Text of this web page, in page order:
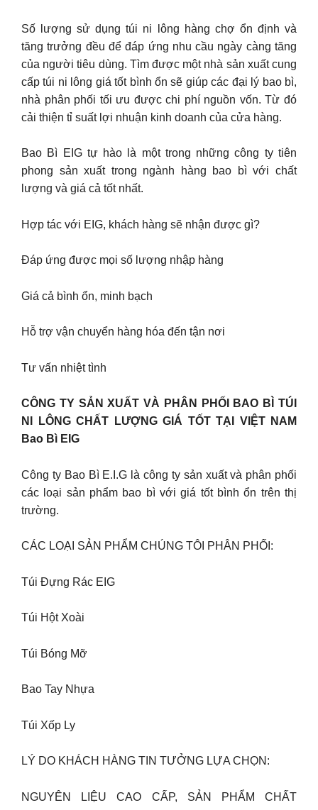
Số lượng sử dụng túi ni lông hàng chợ ổn định và
tăng trưởng đều để đáp ứng nhu cầu ngày càng tăng
của người tiêu dùng. Tìm được một nhà sản xuất cung
cấp túi ni lông giá tốt bình ổn sẽ giúp các đại lý bao bì,
nhà phân phối tối ưu được chi phí nguồn vốn. Từ đó
cải thiện tỉ suất lợi nhuận kinh doanh của cửa hàng.
Bao Bì EIG tự hào là một trong những công ty tiên
phong sản xuất trong ngành hàng bao bì với chất
lượng và giá cả tốt nhất.
Hợp tác với EIG, khách hàng sẽ nhận được gì?
Đáp ứng được mọi số lượng nhập hàng
Giá cả bình ổn, minh bạch
Hỗ trợ vận chuyển hàng hóa đến tận nơi
Tư vấn nhiệt tình
CÔNG TY SẢN XUẤT VÀ PHÂN PHỐI BAO BÌ TÚI
NI LÔNG CHẤT LƯỢNG GIÁ TỐT TẠI VIỆT NAM
Bao Bì EIG
Công ty Bao Bì E.I.G là công ty sản xuất và phân phối
các loại sản phẩm bao bì với giá tốt bình ổn trên thị
trường.
CÁC LOẠI SẢN PHẨM CHÚNG TÔI PHÂN PHỐI:
Túi Đựng Rác EIG
Túi Hột Xoài
Túi Bóng Mỡ
Bao Tay Nhựa
Túi Xốp Ly
LÝ DO KHÁCH HÀNG TIN TƯỞNG LỰA CHỌN:
NGUYÊN LIỆU CAO CẤP, SẢN PHẨM CHẤT